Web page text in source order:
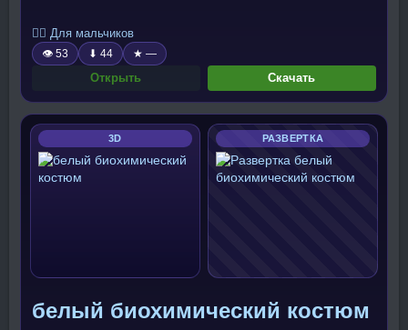
🧍‍♂️ Для мальчиков
👁 53 ⬇ 44 ★ —
Открыть Скачать
3D РАЗВЕРТКА
белый биохимический костюм